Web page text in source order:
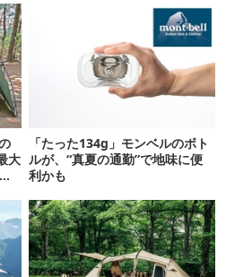
大
「たった134g」モンベルのボト
ルが、“真夏の通勤”で地味に便
利かも